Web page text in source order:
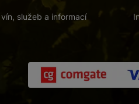
služeb a informací